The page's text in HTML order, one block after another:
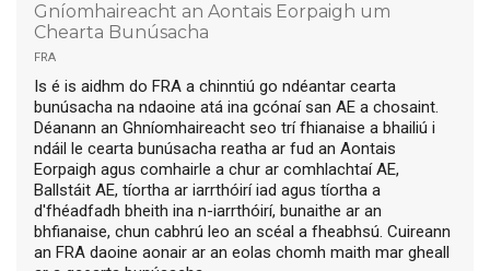
Gníomhaireacht an Aontais Eorpaigh um
Chearta Bunúsacha
fra
Is é is aidhm do FRA a chinntiú go ndéantar cearta
bunúsacha na ndaoine atá ina gcónaí san AE a chosaint.
Déanann an Ghníomhaireacht seo trí fhianaise a bhailiú i
ndáil le cearta bunúsacha reatha ar fud an Aontais
Eorpaigh agus comhairle a chur ar comhlachtaí AE,
Ballstáit AE, tíortha ar iarrthóirí iad agus tíortha a
d'fhéadfadh bheith ina n-iarrthóirí, bunaithe ar an
bhfianaise, chun cabhrú leo an scéal a fheabhsú. Cuireann
an FRA daoine aonair ar an eolas chomh maith mar gheall